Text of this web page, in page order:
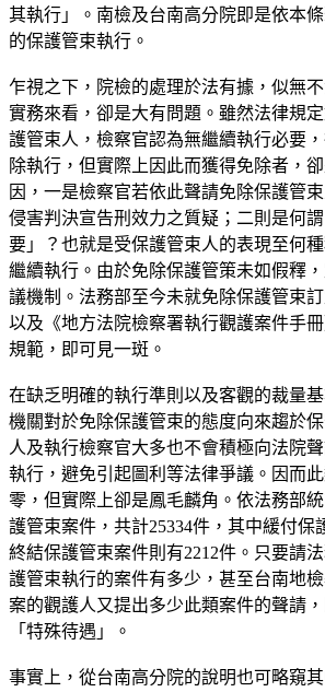
其執行」。南檢及台南高分院即是依本
的保護管束執行。
乍視之下，院檢的處理於法有據，似無
實務來看，卻是大有問題。雖然法律規
護管束人，檢察官認為無繼續執行必要
除執行，但實際上因此而獲得免除者，
因，一是檢察官若依此聲請免除保護管
侵害判決宣告刑效力之質疑；二則是何
要」？也就是受保護管束人的表現至何
繼續執行。由於免除保護管策未如假釋
議機制。法務部至今未就免除保護管束
以及《地方法院檢察署執行觀護案件手
規範，即可見一斑。
在缺乏明確的執行準則以及客觀的裁量
機關對於免除保護管束的態度向來趨於
人及執行檢察官大多也不會積極向法院
執行，避免引起圖利等法律爭議。因而
零，但實際上卻是鳳毛麟角。依法務部
護管束案件，共計25334件，其中緩付保
終結保護管束案件則有2212件。只要請
護管束執行的案件有多少，甚至台南地
案的觀護人又提出多少此類案件的聲請
「特殊待遇」。
事實上，從台南高分院的說明也可略窺